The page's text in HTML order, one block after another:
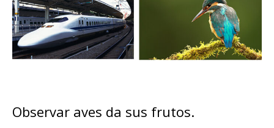
Observar aves da sus frutos.